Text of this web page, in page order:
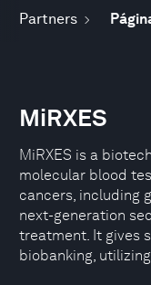
Partners
MiRXES
MiRXES is a
molecular blood
cancers, including
next-generation
treatment. It gives
biobanking,